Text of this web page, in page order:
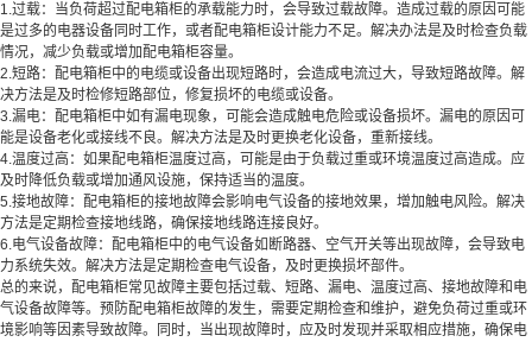
1.过载：当负荷超过配电箱柜的承载能力时，会导致过载故障。造成过载的原因可能
是过多的电器设备同时工作，或者配电箱柜设计能力不足。解决办法是及时检查负载
情况，减少负载或增加配电箱柜容量。
2.短路：配电箱柜中的电缆或设备出现短路时，会造成电流过大，导致短路故障。解
决方法是及时检修短路部位，修复损坏的电缆或设备。
3.漏电：配电箱柜中如有漏电现象，可能会造成触电危险或设备损坏。漏电的原因可
能是设备老化或接线不良。解决方法是及时更换老化设备，重新接线。
4.温度过高：如果配电箱柜温度过高，可能是由于负载过重或环境温度过高造成。应
及时降低负载或增加通风设施，保持适当的温度。
5.接地故障：配电箱柜的接地故障会影响电气设备的接地效果，增加触电风险。解决
方法是定期检查接地线路，确保接地线路连接良好。
6.电气设备故障：配电箱柜中的电气设备如断路器、空气开关等出现故障，会导致电
力系统失效。解决方法是定期检查电气设备，及时更换损坏部件。
总的来说，配电箱柜常见故障主要包括过载、短路、漏电、温度过高、接地故障和电
气设备故障等。预防配电箱柜故障的发生，需要定期检查和维护，避免负荷过重或环
境影响等因素导致故障。同时，当出现故障时，应及时发现并采取相应措施，确保电